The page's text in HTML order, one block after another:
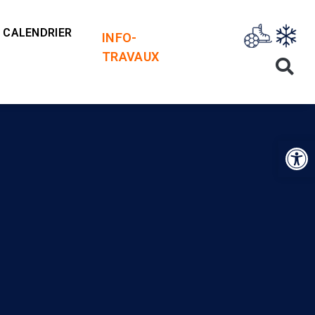
CALENDRIER
INFO-
TRAVAUX